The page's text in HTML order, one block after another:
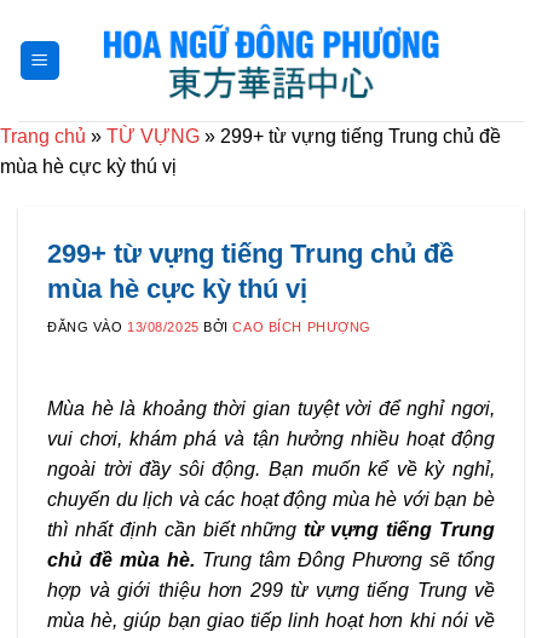
qua
nội
Trang chủ » TỪ VỰNG » 299+ từ vựng tiếng Trung chủ đề
mùa hè cực kỳ thú vị
299+ từ vựng tiếng Trung chủ đề
mùa hè cực kỳ thú vị
ĐĂNG VÀO 13/08/2025 BỞICAO BÍCH PHƯỢNG
Mùa hè là khoảng thời gian tuyệt vời để nghỉ ngơi,
vui chơi, khám phá và tận hưởng nhiều hoạt động
ngoài trời đầy sôi động. Bạn muốn kể về kỳ nghỉ,
chuyến du lịch và các hoạt động mùa hè với bạn bè
thì nhất định cần biết nhữngtừ vựng tiếng Trung
chủ đề mùa hè. Trung tâm Đông Phương sẽ tổng
hợp và giới thiệu hơn 299 từ vựng tiếng Trung về
mùa hè, giúp bạn giao tiếp linh hoạt hơn khi nói về